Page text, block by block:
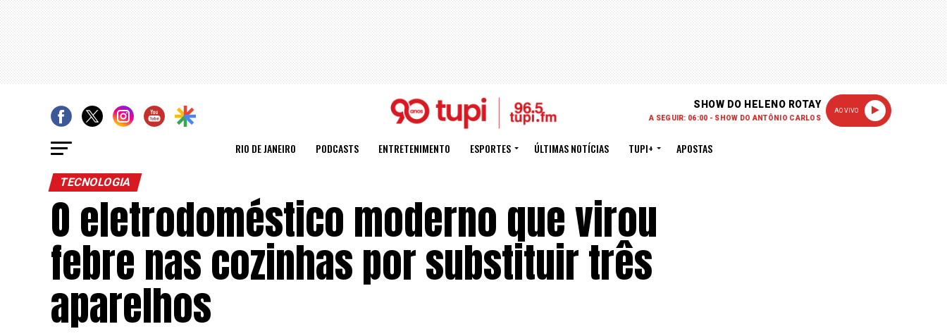
SHOW DO HELENO ROTAY
A SEGUIR: 06:00 - SHOW DO ANTÔNIO CARLOS
AO VIVO
RIO DE JANEIRO PODCASTS ENTRETENIMENTO ESPORTES ÚLTIMAS NOTÍCIAS TUPI+ APOSTAS
TECNOLOGIA
O eletrodoméstico moderno que virou
febre nas cozinhas por substituir três
aparelhos